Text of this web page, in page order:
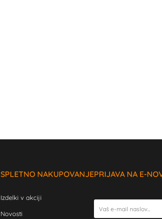
SPLETNO NAKUPOVANJE
Izdelki v akciji
Novosti
PRIJAVA NA E-